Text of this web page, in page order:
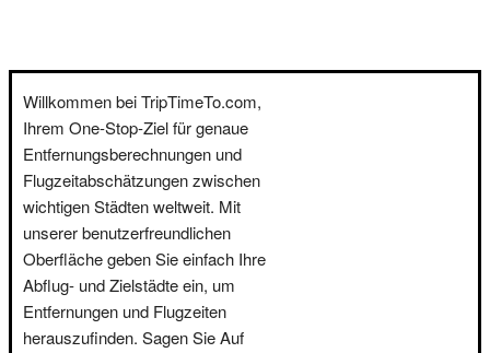
Willkommen bei TripTimeTo.com,
Ihrem One-Stop-Ziel für genaue
Entfernungsberechnungen und
Flugzeitabschätzungen zwischen
wichtigen Städten weltweit. Mit
unserer benutzerfreundlichen
Oberfläche geben Sie einfach Ihre
Abflug- und Zielstädte ein, um
Entfernungen und Flugzeiten
herauszufinden. Sagen Sie Auf